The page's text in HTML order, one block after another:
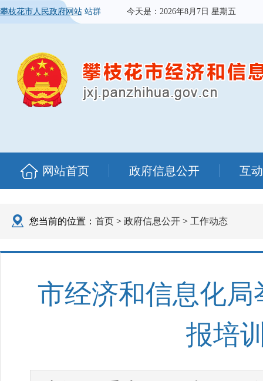
攀枝花市人民政府网站 站群 今天是： 2026年8月7日 星期五
网站首页 政府信息公开 互
您当前的位置： 首页 > 政府信息公开 > 工作动态
市经济和信息化局
报培